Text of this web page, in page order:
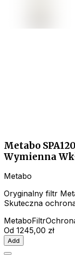
Metabo
Wymienna
Metabo
Oryginalny filtr
Skuteczna
MetaboFiltr
Od 1245,00 zł
Add